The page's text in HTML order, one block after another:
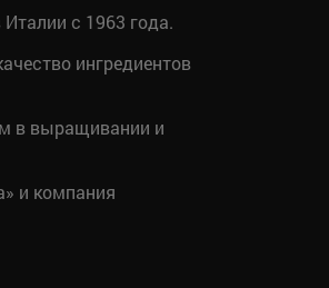
с 1963 года.
ингредиентов
в выращивании и
и компания